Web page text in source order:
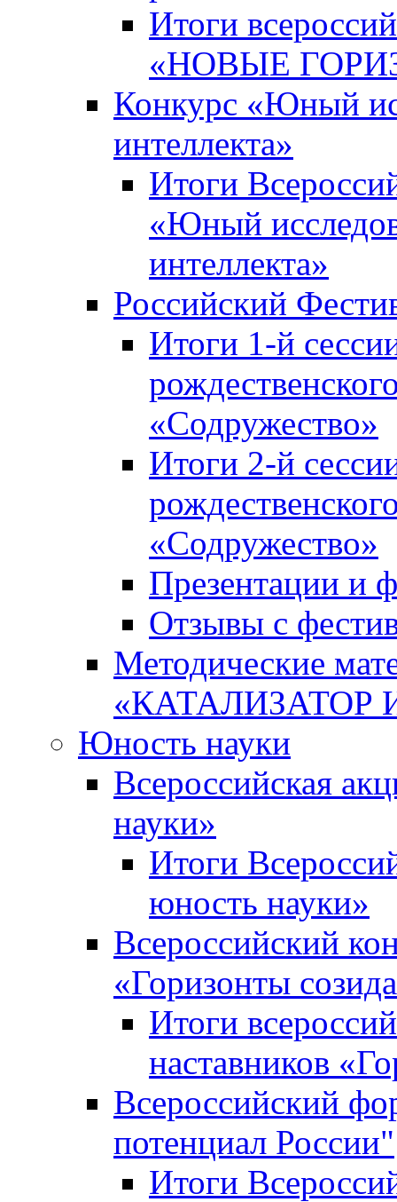
Итоги
«НОВЫЕ
Конкурс «Юный
интеллекта»
Итоги
«Юный
интеллекта»
Российский
Итоги 1-й
«Содружество»
Итоги 2-й
«Содружество»
Презентации и
Отзывы с
Методические
«КАТАЛИЗАТОР
Юность науки
Всероссийская
науки»
Итоги
юность науки»
Всероссийский
«Горизонты
Итоги
наставников
Всероссийский
потенциал России"
Итоги